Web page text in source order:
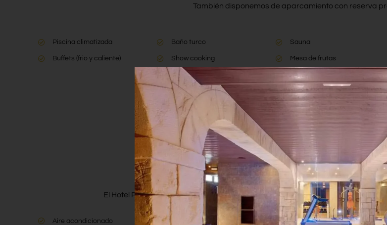
También disponemos de aparcamiento con reserva
Piscina climatizada
Buffets (frio y caliente)
Baño turco
Show cooking
Sauna
Mesa de frutas
SABER MÁS
El Hotel Pimar en Blanes cuenta con 175 habitaciones acogedoras. Cada
Aire acondicionado Baño privado con bañera Minibar